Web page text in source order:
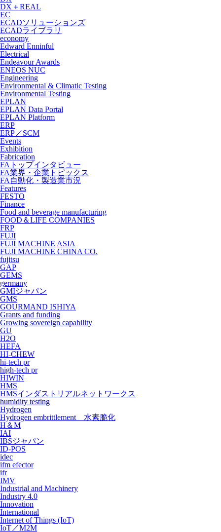
DX＋REAL
EC
ECADソリューションズ
ECADライブラリ
economy
Edward Enninful
Electrical
Endeavour Awards
ENEOS NUC
Engineering
Environmental & Climatic Testing
Environmental Testing
EPLAN
EPLAN Data Portal
EPLAN Platform
ERP
ERP／SCM
Events
Exhibition
Fabrication
FAトップインタビュー
FA業界・企業トピックス
FA自動化・製造業市況
Features
FESTO
Finance
Food and beverage manufacturing
FOOD＆LIFE COMPANIES
FRP
FUJI
FUJI MACHINE ASIA
FUJI MACHINE CHINA CO.
fujitsu
GAP
GEMS
germany
GMIジャパン
GMS
GOURMAND ISHIYA
Grants and funding
Growing sovereign capability
GU
H2O
HEFA
HI-CHEW
hi-tech pr
high-tech pr
HIWIN
HMS
HMSインダストリアルネットワークス
humidity testing
Hydrogen
Hydrogen embrittlement 水素脆化
H＆M
IAI
IBSジャパン
ID-POS
idec
ifm efector
ifr
IMV
Industrial and Machinery
Industry 4.0
Innovation
International
Internet of Things (IoT)
IoT／M2M